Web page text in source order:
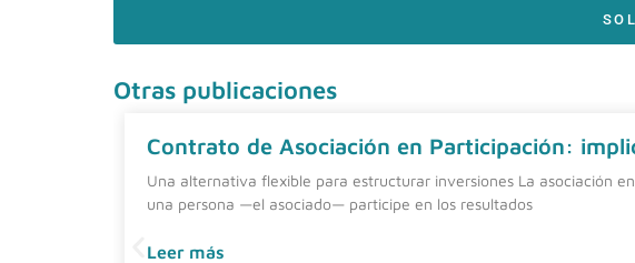
Otras publicaciones
Contrato de Asociación en Participación:
Una alternativa flexible para estructurar inversiones La asociación
una persona —el asociado— participe en los resultados
Leer más